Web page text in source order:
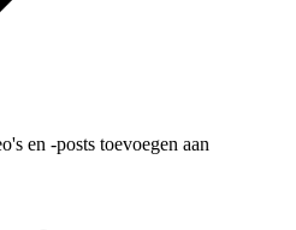
en -posts toevoegen aan